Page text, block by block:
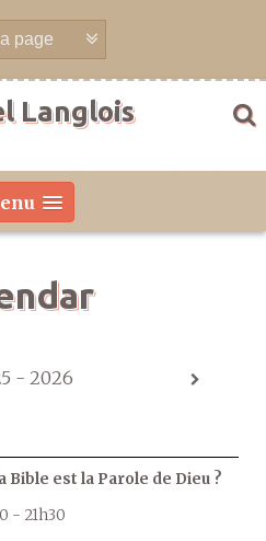
Langlois
- 2026
Bible est la Parole de Dieu ?
- 21h30